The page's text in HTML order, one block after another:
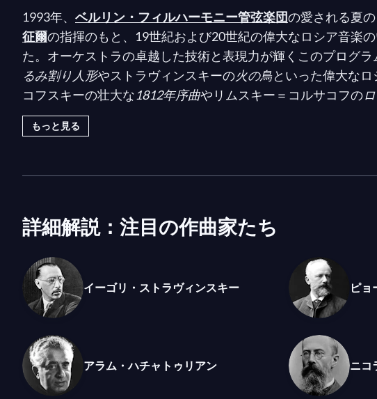
1993年、 ベルリン・フィルハーモニー管弦楽団の愛される夏
征爾の指揮のもと、19世紀および20世紀の偉大なロシア音楽
た。オーケストラの卓越した技術と表現力が輝くこのプログ
るみ割り人形やストラヴィンスキーの火の鳥といった偉大な
コフスキーの壮大な1812年序曲やリムスキー＝コルサコフの
オーケストラの名曲を織り交ぜています。この活気に満ちたコ
ーケストラの一つと、20世紀で最も称賛された指揮者の一人を
もっと見る
詳細解説：注目の作曲家たち
イーゴリ・ストラヴィンスキー ピョ
アラム・ハチャトゥリアン ニコ